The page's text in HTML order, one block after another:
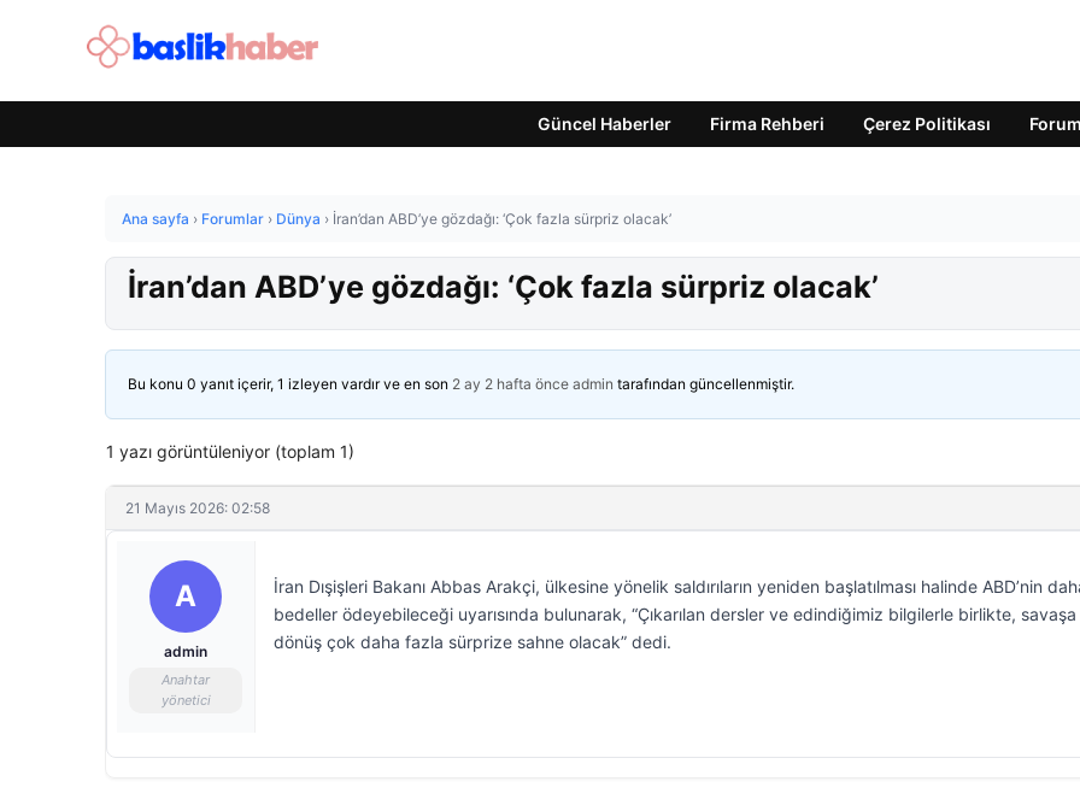
Güncel Haberler Firma Rehberi Çerez Politikası Forum
Ana sayfa › Forumlar › Dünya › İran’dan ABD’ye gözdağı: ‘Çok fazla sürpriz olacak’
İran’dan ABD’ye gözdağı: ‘Çok fazla sürpriz olacak’
Bu konu 0 yanıt içerir, 1 izleyen vardır ve en son 2 ay 2 hafta önce admin tarafından güncellenmiştir.
1 yazı görüntüleniyor (toplam 1)
21 Mayıs 2026: 02:58
A
admin
Anahtar
yönetici
İran Dışişleri Bakanı Abbas Arakçi, ülkesine yönelik saldırıların yeniden başlatılması halinde ABD’nin
bedeller ödeyebileceği uyarısında bulunarak, “Çıkarılan dersler ve edindiğimiz bilgilerle birlikte, savaşa
dönüş çok daha fazla sürprize sahne olacak” dedi.